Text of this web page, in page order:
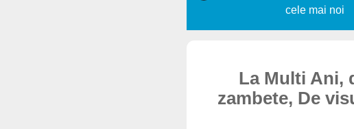
cele mai noi
La Multi Ani,
zambete, De